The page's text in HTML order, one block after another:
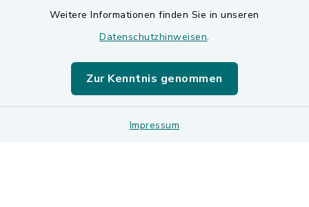
Weitere Informationen finden Sie in unseren
Datenschutzhinweisen.
Zur Kenntnis genommen
Impressum
Barrierefreiheit
Sitemap